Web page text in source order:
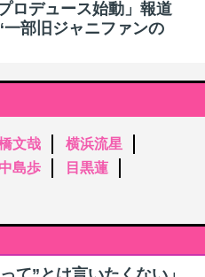
ロデュース始動」報道
一部旧ジャニファンの
文哉
横浜流星
中島歩
目黒蓮